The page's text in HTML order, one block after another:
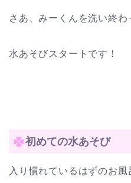
さあ、みーくんを洗い終わ
水あそびスタートです！
初めての水あそび
入り慣れているはずのお